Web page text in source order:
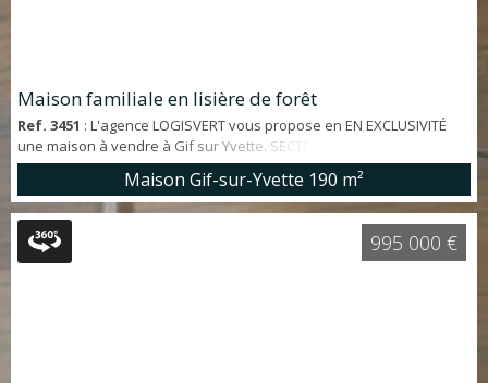
Maison familiale en lisière de forêt
Ref. 3451 : L'agence LOGISVERT vous propose en EN EXCLUSIVITÉ
une maison à vendre à Gif sur Yvette. SECTEUR TRÈS RECHERCHÉ.
Environnement CALME et VERDOYANT. De BEAUX VOLUMES pour
cette maison en EXCELLENT ETAT d'environ 190 m² habitables (273
m² utiles) offrant: entrée, grande cuisine aménagée et équipée
ouvrant sur terrasse, séjour CATHEDRALE de PLAIN PIED sur
TERRASSE et JARDIN sans VIS A VIS, WC...
Maison Gif-sur-Yvette 190 m²
995 000 €